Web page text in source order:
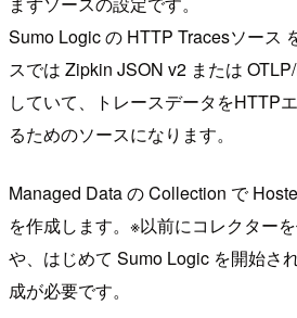
Sumo Logic の HTTP Tracesソース
スでは Zipkin JSON v2 または
していて、トレースデータをHTTP
るためのソースになります。
Managed Data の Collection で
を作成します。※以前にコレクター
や、はじめて Sumo Logic を開始さ
成が必要です。